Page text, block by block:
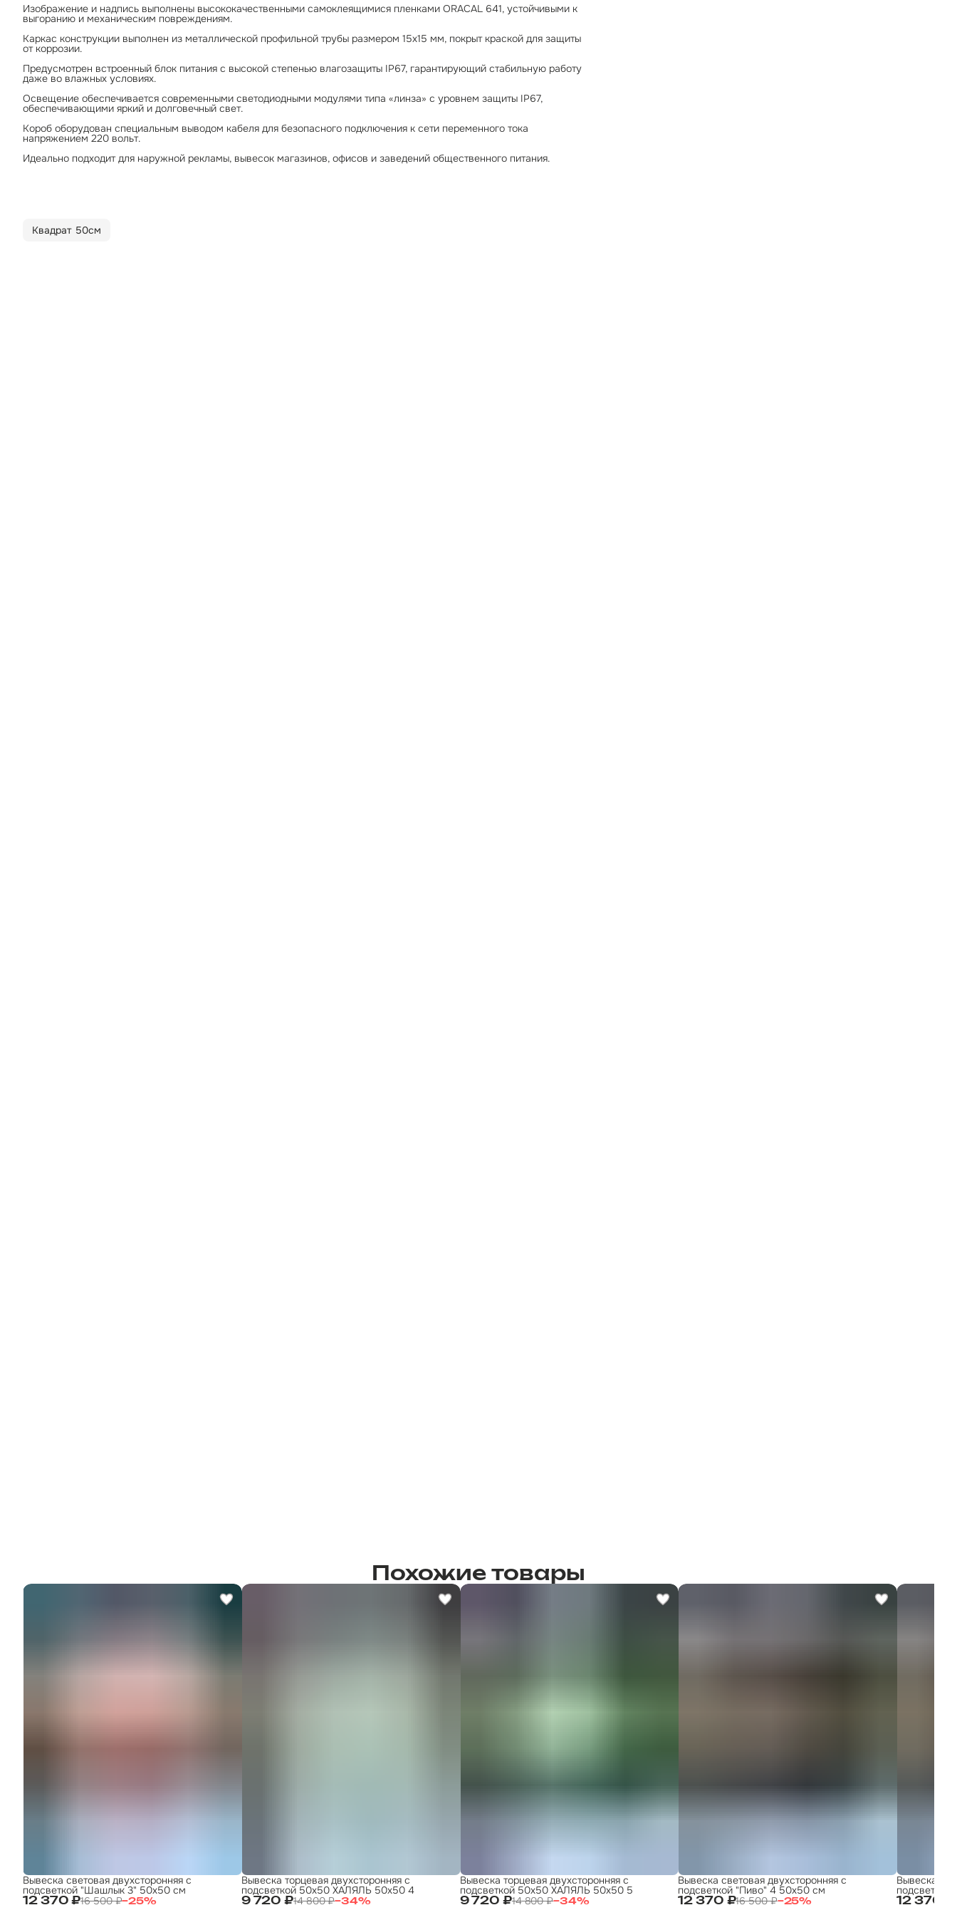
Изображение и надпись выполнены высококачественными самоклеящимися пленками ORACAL 641, устойчивыми к
выгоранию и механическим повреждениям.
Каркас конструкции выполнен из металлической профильной трубы размером 15x15 мм, покрыт краской для защиты
от коррозии.
Предусмотрен встроенный блок питания с высокой степенью влагозащиты IP67, гарантирующий стабильную работу
даже во влажных условиях.
Освещение обеспечивается современными светодиодными модулями типа «линза» с уровнем защиты IP67,
обеспечивающими яркий и долговечный свет.
Короб оборудован специальным выводом кабеля для безопасного подключения к сети переменного тока
напряжением 220 вольт.
Идеально подходит для наружной рекламы, вывесок магазинов, офисов и заведений общественного питания.
Квадрат 50см
Похожие товары
12 370 ₽16 500 ₽−25%
Вывеска световая двухсторонняя с
подсветкой "Шашлык 3" 50х50 см
9 720 ₽14 800 ₽−34%
Вывеска торцевая двухсторонняя с
подсветкой 50х50 ХАЛЯЛЬ 50x50 4
9 720 ₽14 800 ₽−34%
Вывеска торцевая двухсторонняя с
подсветкой 50х50 ХАЛЯЛЬ 50x50 5
12 370 ₽16 500 ₽−25%
Вывеска световая двухсторонняя с
подсветкой "Пиво" 4 50х50 см
12 370 ₽
Вывеска